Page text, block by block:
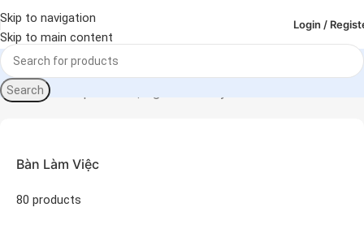
Skip to navigation
Skip to main content
Login /
Search
Trang chủ
Bàn Làm Việc
80 products